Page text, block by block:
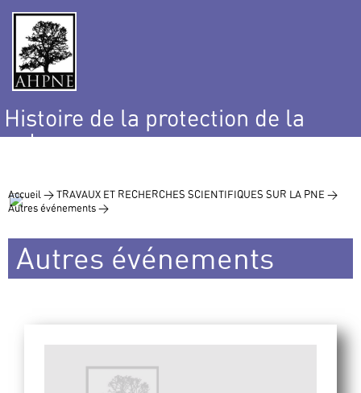
Histoire de la protection de la
nature
Accueil >TRAVAUX ET RECHERCHES SCIENTIFIQUES SUR LA PNE >
Autres événements >
Autres événements